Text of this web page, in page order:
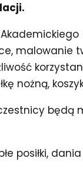
nożną,
będą